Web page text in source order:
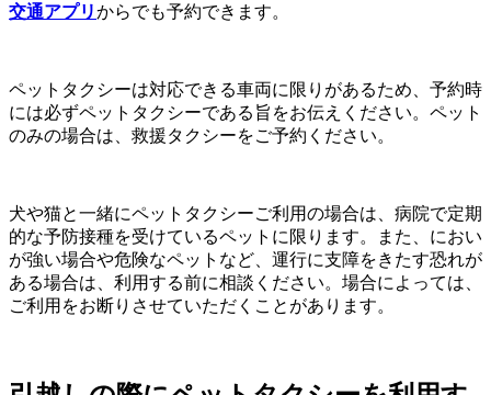
交通アプリからでも予約できます。
ペットタクシーは対応できる車両に限りがあるため、予約時
には必ずペットタクシーである旨をお伝えください。ペット
のみの場合は、救援タクシーをご予約ください。
犬や猫と一緒にペットタクシーご利用の場合は、病院で定期
的な予防接種を受けているペットに限ります。また、におい
が強い場合や危険なペットなど、運行に支障をきたす恐れが
ある場合は、利用する前に相談ください。場合によっては、
ご利用をお断りさせていただくことがあります。